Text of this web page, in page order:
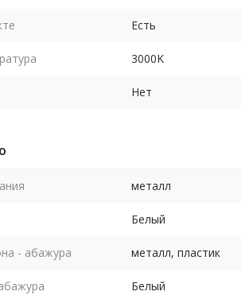
Есть
3000K
Нет
металл
Белый
- абажура металл, пластик
Белый